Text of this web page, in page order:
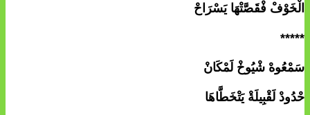
الْخَوْفْ فْقَصَّتْهَا يَسْرَاحْ
*****
سَمْعُوهْ شْيُوخْ لَمْكَانْ
حْدُودْ لَقْبِيلَةْ يَتْخَطَّاهَا